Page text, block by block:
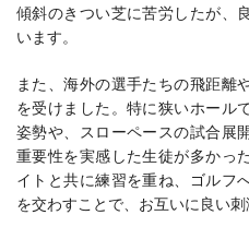
傾斜のきつい芝に苦労したが、
います。
また、海外の選手たちの飛距離
を受けました。特に狭いホール
姿勢や、スローペースの試合展
重要性を実感した生徒が多かっ
イトと共に練習を重ね、ゴルフ
を交わすことで、お互いに良い刺